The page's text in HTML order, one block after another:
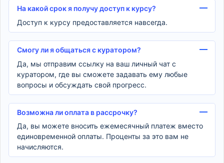
На какой срок я получу доступ к курсу?
Доступ к курсу предоставляется навсегда.
Смогу ли я общаться с куратором?
Да, мы отправим ссылку на ваш личный чат с
куратором, где вы сможете задавать ему любые
вопросы и обсуждать свой прогресс.
Возможна ли оплата в рассрочку?
Да, вы можете вносить ежемесячный платеж вместо
единовременной оплаты. Проценты за это вам не
начисляются.